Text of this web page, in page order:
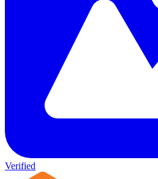
Verified